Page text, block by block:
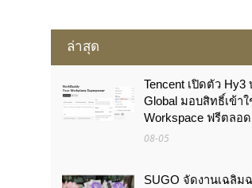
ล่าสุด
Tencent เปิดตัว Hy3
Global มอบสิทธิ์เข้าใ
Workspace ฟรีตลอ
08-05
SUGO จัดงานเฉลิ